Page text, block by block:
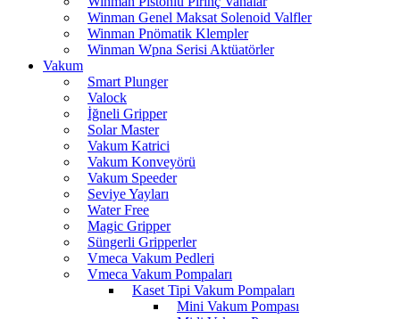
Winman Genel Maksat Solenoid Valfler
Winman Pnömatik Klempler
Winman Wpna Serisi Aktüatörler
Vakum
Smart Plunger
Valock
İğneli Gripper
Solar Master
Vakum Katrici
Vakum Konveyörü
Vakum Speeder
Seviye Yayları
Water Free
Magic Gripper
Süngerli Gripperler
Vmeca Vakum Pedleri
Vmeca Vakum Pompaları
Kaset Tipi Vakum Pompaları
Mini Vakum Pompası